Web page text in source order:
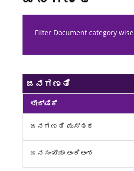
Filter Document category wise
ಜನಗಣತಿ
ಶೀರ್ಷಿಕೆ
ಜನಗಣತಿ ಪುಸ್ತಕ
ಜನಸಂಖ್ಯಾ ಅಂಕಿಅಂಶ